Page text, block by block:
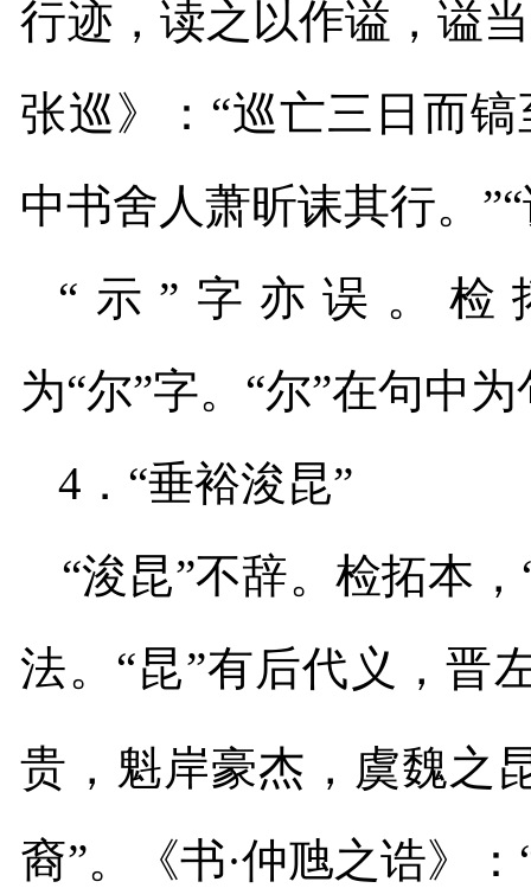
行迹，读之以作谥，谥
张巡》：“巡亡三日而
中书舍人萧昕诔其行。
“示”字亦误。
为“尔”字。“尔”在句中
4 ．“垂裕浚昆”
“浚昆”不辞。检拓本
法。“昆”有后代义，晋
贵，魁岸豪杰，虞魏之
裔”。《书·仲虺之诰》